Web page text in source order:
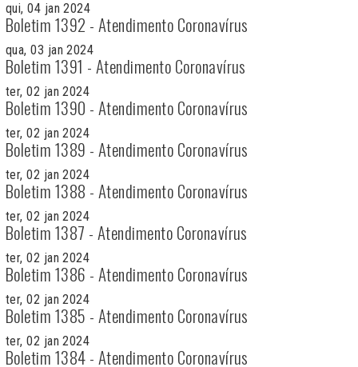
qui, 04 jan 2024
Boletim 1392 - Atendimento Coronavírus
qua, 03 jan 2024
Boletim 1391 - Atendimento Coronavírus
ter, 02 jan 2024
Boletim 1390 - Atendimento Coronavírus
ter, 02 jan 2024
Boletim 1389 - Atendimento Coronavírus
ter, 02 jan 2024
Boletim 1388 - Atendimento Coronavírus
ter, 02 jan 2024
Boletim 1387 - Atendimento Coronavírus
ter, 02 jan 2024
Boletim 1386 - Atendimento Coronavírus
ter, 02 jan 2024
Boletim 1385 - Atendimento Coronavírus
ter, 02 jan 2024
Boletim 1384 - Atendimento Coronavírus